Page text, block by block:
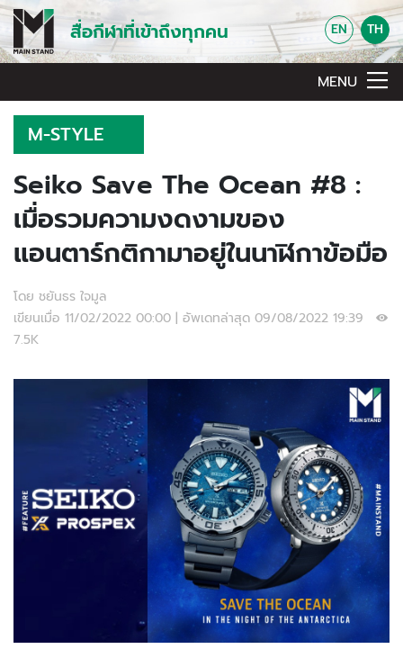
สื่อกีฬาที่เข้าถึงทุกคน EN TH
MENU
M-STYLE
Seiko Save The Ocean #8 :
เมื่อรวมความงดงามของ
แอนตาร์กติกามาอยู่ในนาฬิกาข้อมือ
โดย ชยันธร ใจมูล
เขียนเมื่อ 11/02/2022 00:00 | อัพเดทล่าสุด 09/08/2022 19:39
7.5K